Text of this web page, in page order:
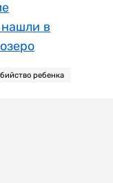
в
ребенка